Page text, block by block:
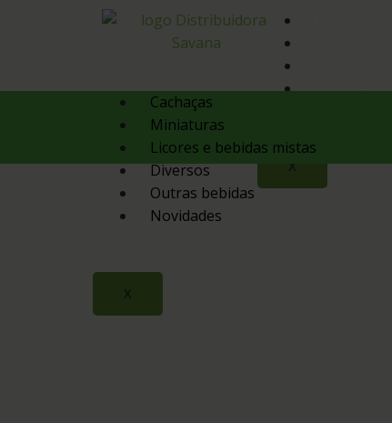
Orçamento
X
Cachaças
Miniaturas
Licores e bebidas mistas
Diversos
Outras bebidas
Novidades
X